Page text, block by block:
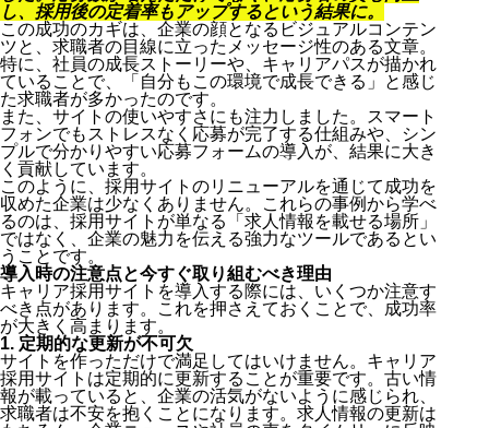
し、採用後の定着率もアップするという結果に。
この成功のカギは、企業の顔となるビジュアルコンテン
ツと、求職者の目線に立ったメッセージ性のある文章。
特に、社員の成長ストーリーや、キャリアパスが描かれ
ていることで、「自分もこの環境で成長できる」と感じ
た求職者が多かったのです。
また、サイトの使いやすさにも注力しました。スマート
フォンでもストレスなく応募が完了する仕組みや、シン
プルで分かりやすい応募フォームの導入が、結果に大き
く貢献しています。
このように、採用サイトのリニューアルを通じて成功を
収めた企業は少なくありません。これらの事例から学べ
るのは、採用サイトが単なる「求人情報を載せる場所」
ではなく、企業の魅力を伝える強力なツールであるとい
うことです。
導入時の注意点と今すぐ取り組むべき理由
キャリア採用サイトを導入する際には、いくつか注意す
べき点があります。これを押さえておくことで、成功率
が大きく高まります。
1. 定期的な更新が不可欠
サイトを作っただけで満足してはいけません。キャリア
採用サイトは定期的に更新することが重要です。古い情
報が載っていると、企業の活気がないように感じられ、
求職者は不安を抱くことになります。求人情報の更新は
採用マーケティング思考のサイト構築が重要
キャリア採用サイトが持つべき要素
見やすくて応募しやすいサイト作りのコツ
デザインとコンテンツのバランスが採用成功を左右す
る
成功する採用サイトの実例
導入時の注意点と今すぐ取り組むべき理由
まとめ